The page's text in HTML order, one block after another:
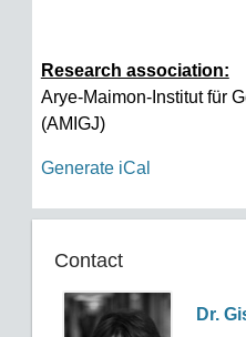
Research association:
Arye-Maimon-Institut für
(AMIGJ)
Generate iCal
Contact
Dr.